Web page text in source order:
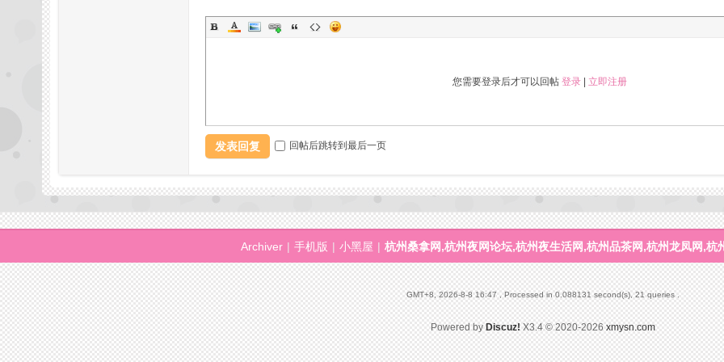
您需要登录后才可以回帖 登录| 立即注册
发表回复 回帖后跳转到最后一页
Archiver | 手机版 | 小黑屋 | 杭州桑拿网,杭州夜网论坛,杭州夜生活网,杭州品茶网,杭州龙凤网,杭
GMT+8, 2026-8-8 16:47 , Processed in 0.088131 second(s), 21 queries .
Powered by Discuz! X3.4 © 2020-2026 xmysn.com